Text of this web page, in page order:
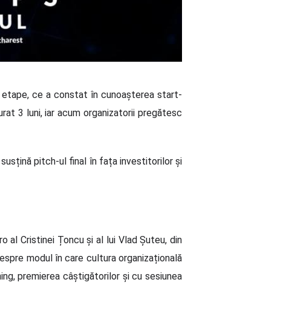
ce a constat în cunoașterea start-
3 luni, iar acum organizatorii pregătesc
pitch-ul final în fața investitorilor și
al Cristinei Țoncu și al lui Vlad Șuteu, din
modul în care cultura organizațională
premierea câștigătorilor și cu sesiunea